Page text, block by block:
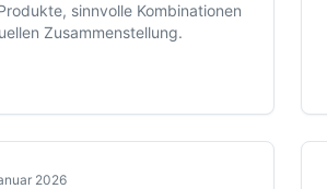
sinnvolle Kombinationen
Zusammenstellung.
2026